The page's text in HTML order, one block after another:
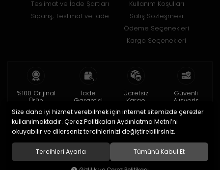
Teslimat ve İade Şartları
Sipariş, Teslimat ve İade
Kullanım Koşulları
Satış Sözleşmesi
Ödeme Seçenekleri
Kargo Seçenekleri
%100 Orijinal
Ürün
2 yıl garanti
İade
Garantisi
15 gün içinde
iade
Ücretsiz
Kargo
150 TL ve üzeri
Güvenli
Alışveriş
256bit SSL ile
Size daha iyi hizmet verebilmek için internet sitemizde çerezler
kullanılmaktadır. Çerez Politikaları Aydınlatma Metni’ni
okuyabilir ve dilerseniz tercihlerinizi değiştirebilirsiniz.
Tercihleri Ayarla Tümünü Kabul Et